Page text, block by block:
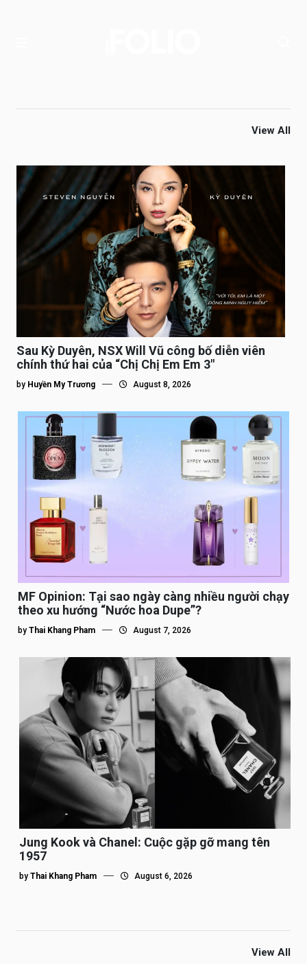
View All
Sau Kỳ Duyên, NSX Will Vũ công bố diễn viên
chính thứ hai của “Chị Chị Em Em 3″
by Huyền My Trương August 8, 2026
MF Opinion: Tại sao ngày càng nhiều người chạy
theo xu hướng “Nước hoa Dupe”?
by Thai Khang Pham August 7, 2026
Jung Kook và Chanel: Cuộc gặp gỡ mang tên
1957
by Thai Khang Pham August 6, 2026
View All